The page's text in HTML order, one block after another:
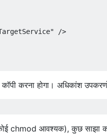
/>
करना होगा। अधिकांश
chmod आवश्यक), कुछ साझा